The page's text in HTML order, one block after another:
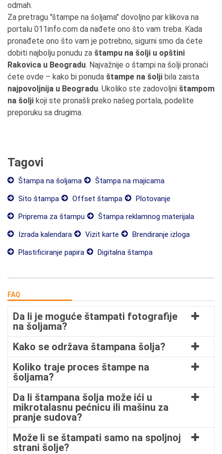
odmah.
Za pretragu "štampe na šoljama" dovoljno par klikova na
portalu 011info.com da nađete ono što vam treba. Kada
pronađete ono što vam je potrebno, sigurni smo da ćete
dobiti najbolju ponudu za štampu na šolji u opštini
Rakovica u Beogradu. Najvažnije o štampi na šolji pronaći
ćete ovde – kako bi ponuda štampe na šolji bila zaista
najpovoljnija u Beogradu. Ukoliko ste zadovoljni štampom
na šolji koji ste pronašli preko našeg portala, podelite
preporuku sa drugima.
Tagovi
Štampa na šoljama
Štampa na majicama
Sito štampa
Offset štampa
Plotovanje
Priprema za štampu
Štampa reklamnog materijala
Izrada kalendara
Vizit karte
Brendiranje izloga
Plastificiranje papira
Digitalna štampa
FAQ
Da li je moguće štampati fotografije
na šoljama?
Kako se održava štampana šolja?
Koliko traje proces štampe na
šoljama?
Da li štampana šolja može ići u
mikrotalasnu pećnicu ili mašinu za
pranje sudova?
Može li se štampati samo na spoljnoj
strani šolje?